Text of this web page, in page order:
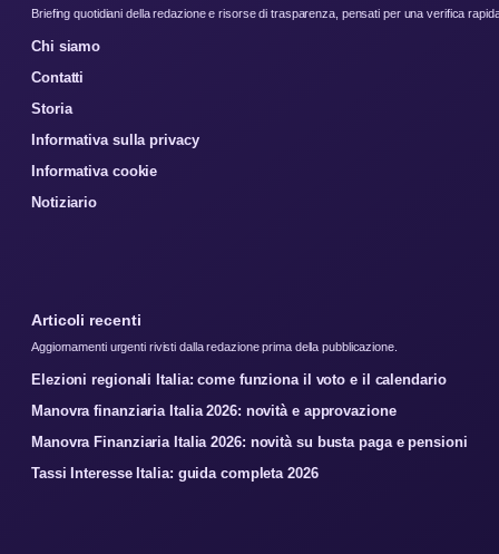
Briefing quotidiani della redazione e risorse di trasparenza, pensati per una verifica
Chi siamo
Contatti
Storia
Informativa sulla privacy
Informativa cookie
Notiziario
Articoli recenti
Aggiornamenti urgenti rivisti dalla redazione prima della pubblicazione.
Elezioni regionali Italia: come funziona il voto e il calendario
Manovra finanziaria Italia 2026: novità e approvazione
Manovra Finanziaria Italia 2026: novità su busta paga e pensioni
Tassi Interesse Italia: guida completa 2026